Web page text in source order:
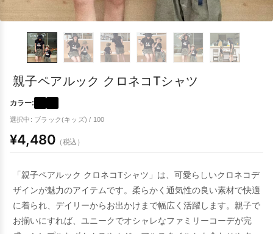
親子ペアルック クロネコTシャツ
カラー:
選択中: ブラック(キッズ) / 100
¥4,480 （税込）
「親子ペアルック クロネコTシャツ」は、可愛らしいクロネコデ
ザインが魅力のアイテムです。柔らかく通気性の良い素材で快適
に着られ、デイリーからお出かけまで幅広く活躍します。親子で
お揃いにすれば、ユニークでオシャレなファミリーコーデが完